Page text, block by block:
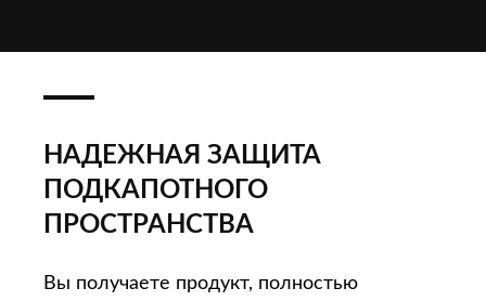
НАДЕЖНАЯ ЗАЩИТА
ПОДКАПОТНОГО
ПРОСТРАНСТВА
Вы получаете продукт, полностью